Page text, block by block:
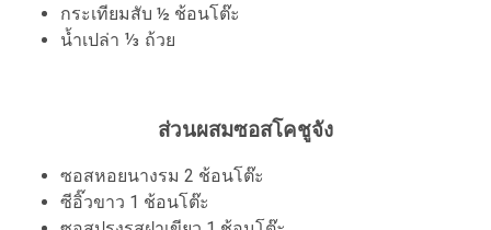
กระเทียมสับ ½ ช้อนโต๊ะ
น้ำเปล่า ⅓ ถ้วย
ส่วนผสมซอสโคชูจัง
ซอสหอยนางรม 2 ช้อนโต๊ะ
ซีอิ๊วขาว 1 ช้อนโต๊ะ